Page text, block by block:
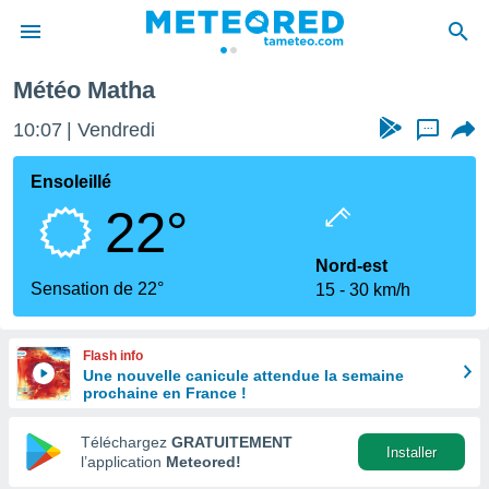
de
en
Météo Matha
10:07 Vendredi ...
Ensoleillé
22°
Sensation de 22°
Nord-est
15
30 km/h
Flash info
Une nouvelle canicule attendue la semaine
prochaine en France !
Téléchargez GRATUITEMENT
l’application Meteored!
Installer